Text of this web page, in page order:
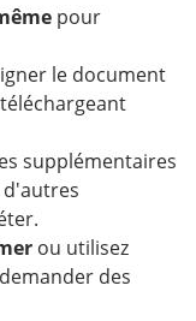
pour
le document
supplémentaires
ou utilisez
des